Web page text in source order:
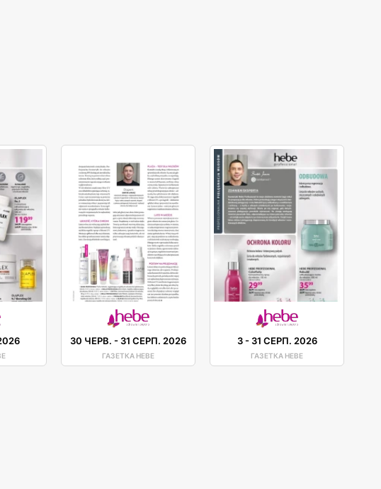
30 ЧЕРВ. - 31 СЕРП. 2026
ГАЗЕТКА HEBE
3- 31 СЕРП. 2026
ГАЗЕТКА HEBE